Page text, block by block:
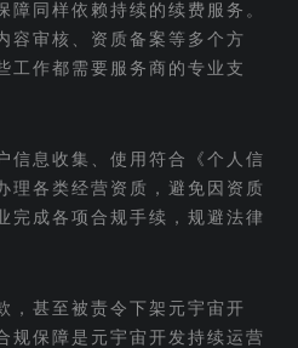
同样依赖持续的续费服务。
容审核、资质备案等多个方
工作都需要服务商的专业支
信息收集、使用符合《个人信
理各类经营资质，避免因资质
完成各项合规手续，规避法律
，甚至被责令下架元宇宙开
规保障是元宇宙开发持续运营